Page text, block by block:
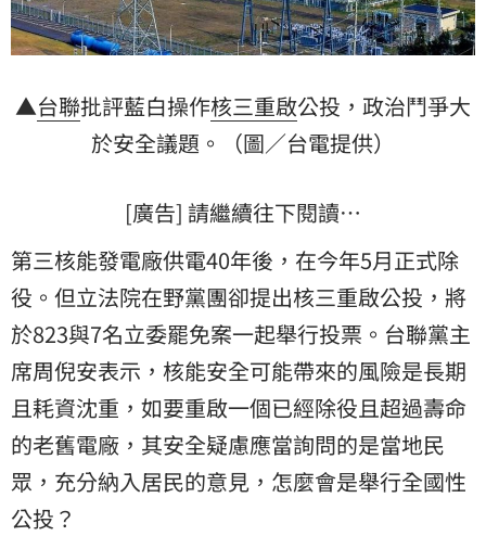
▲台聯批評藍白操作核三重啟公投，政治鬥爭大
於安全議題。（圖／台電提供）
[廣告] 請繼續往下閱讀…
第三核能發電廠供電40年後，在今年5月正式除
役。但立法院在野黨團卻提出核三重啟公投，將
於823與7名立委罷免案一起舉行投票。台聯黨主
席周倪安表示，核能安全可能帶來的風險是長期
且耗資沈重，如要重啟一個已經除役且超過壽命
的老舊電廠，其安全疑慮應當詢問的是當地民
眾，充分納入居民的意見，怎麼會是舉行全國性
公投？